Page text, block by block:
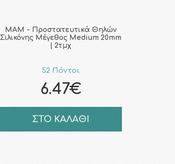
MAM - Προστατευτικά Θηλών
Σιλικόνης Μέγεθος Medium 20mm
| 2τμχ
52 Πόντοι
6.47€
ΣΤΟ ΚΑΛΑΘΙ